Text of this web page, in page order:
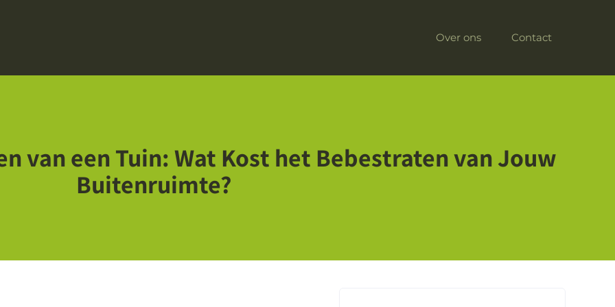
Over ons Contact
van een Tuin: Wat Kost het Bebestraten van Jouw
Buitenruimte?